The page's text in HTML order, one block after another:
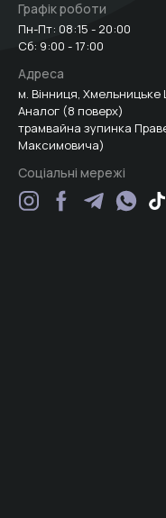
Графік роботи
Пн-Пт: 08:15 - 20:00
Сб: 9:00 - 17:00
Адреса
м. Вінниця,
Аналог (8 поверх)
трамвайна зупинка
Максимовича)
Соціальні мережі